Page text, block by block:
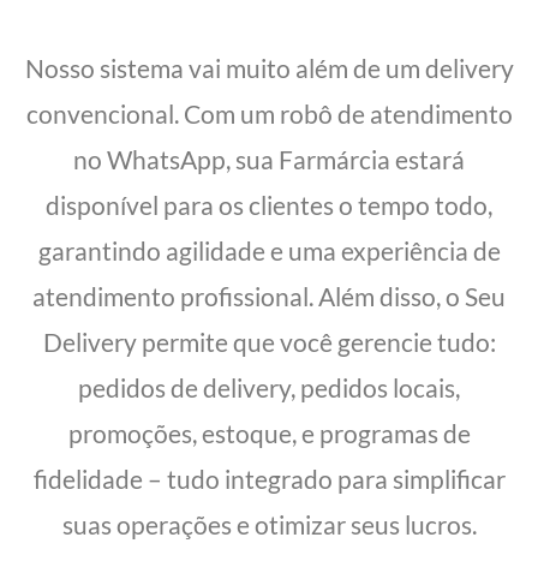
Nosso sistema vai muito além de um delivery
convencional. Com um robô de atendimento
no WhatsApp, sua Farmárcia estará
disponível para os clientes o tempo todo,
garantindo agilidade e uma experiência de
atendimento profissional. Além disso, o Seu
Delivery permite que você gerencie tudo:
pedidos de delivery, pedidos locais,
promoções, estoque, e programas de
fidelidade – tudo integrado para simplificar
suas operações e otimizar seus lucros.